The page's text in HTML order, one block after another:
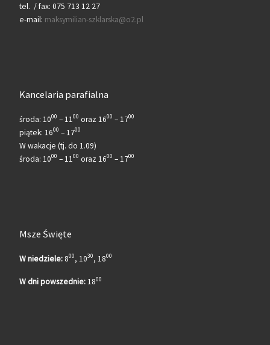
tel. / fax: 075 713 12 27
e-mail: maksymilian-szklarska@o2.pl
Kancelaria parafialna
środa: 1000 – 1100 oraz 1600 – 1700
piątek: 1600 – 1700
W wakacje (tj. do 1.09)
środa: 1000 – 1100 oraz 1600 – 1700
Msze Święte
W niedziele: 800, 1030, 1800
W dni powszednie:1800